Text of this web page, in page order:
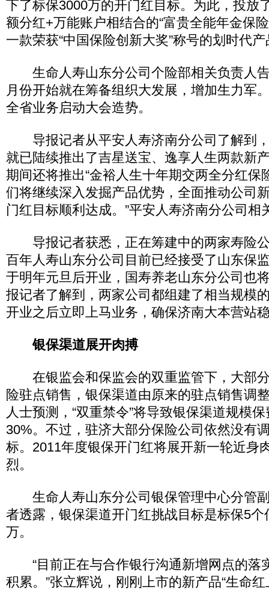
下了标保3000万的开门红目标。为此，投
额分红+万能账户相结合的“富贵全能年金保
一款荣获“中国保险创新大奖”称号的划时代
生命人寿山东分公司个险部相关负责人
月份开始就在筹备组织大发展，增加生力军
全省业务启动大会造势。
导报记者从平安人寿济南分公司了解到
就已陆续推出了吉星送宝、逸享人生两款新
期间还将推出“金裕人生十年期交两全分红保
们将继续深入发掘产品优势，全面推动公司
门红目标顺利达成。”平安人寿济南分公司相
导报记者获悉，正在筹建中的两家寿险
百年人寿山东分公司目前已经接受了山东保
于明年元旦后开业，国寿养老山东分公司也
报记者了解到，两家公司都组建了相当规模
开业之后立即上马业务，确保济南大本营站
银保渠道展开肉搏
在银监会和保监会的双重监管下，大部
险驻点销售，银保渠道由原来的驻点销售调
人士预测，“双重禁令”将导致银保渠道规模
30%。不过，驻济大部分保险公司依然没有
标。2011年度银保开门红将展开新一轮近身
烈。
生命人寿山东分公司银保管理中心分管
者透露，银保渠道开门红挑战目标是标保5个
万。
“目前正在与合作银行沟通新增网点的落
积累。”张立辉说，刚刚上市的新产品“生命红